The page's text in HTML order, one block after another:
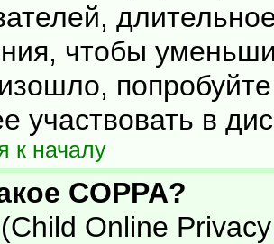
чтобы
участвовать в
к началу
COPPA?
Online